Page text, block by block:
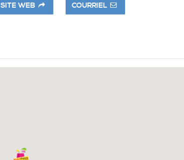
SITE WEB COURRIEL